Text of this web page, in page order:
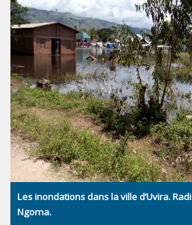
Les inondations dans la ville d’Uvira.
Ngoma.